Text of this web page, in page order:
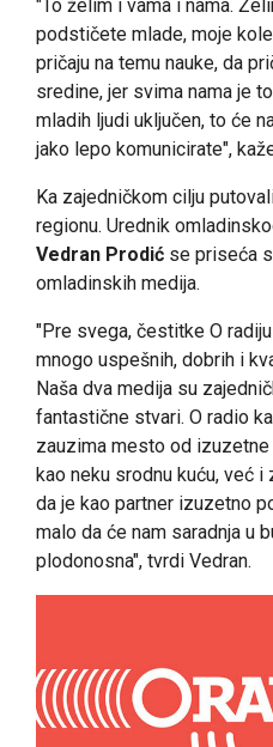
"To želim i vama i nama.
podstičete mlade, moje
pričaju na temu nauke, da
sredine, jer svima nama je
mladih ljudi uključen, to će
jako lepo komunicirate",
Ka zajedničkom cilju
regionu. Urednik
Vedran Prodić se priseća
omladinskih medija.
"Pre svega, čestitke O
mnogo uspešnih, dobrih i
Naša dva medija su
fantastične stvari. O radio
zauzima mesto od
kao neku srodnu kuću, već
da je kao partner izuzetno
malo da će nam saradnja u
plodonosna", tvrdi Vedran.